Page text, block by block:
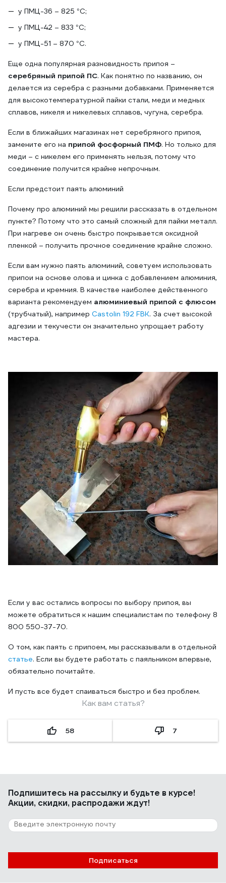
у ПМЦ-36 – 825 °С;
у ПМЦ-42 – 833 °С;
у ПМЦ-51 – 870 °С.
Еще одна популярная разновидность припоя –
серебряный припой ПС. Как понятно по названию, он
делается из серебра с разными добавками. Применяется
для высокотемпературной пайки стали, меди и медных
сплавов, никеля и никелевых сплавов, чугуна, серебра.
Если в ближайших магазинах нет серебряного припоя,
замените его на припой фосфорный ПМФ. Но только для
меди – с никелем его применять нельзя, потому что
соединение получится крайне непрочным.
Если предстоит паять алюминий
Почему про алюминий мы решили рассказать в отдельном
пункте? Потому что это самый сложный для пайки металл.
При нагреве он очень быстро покрывается оксидной
пленкой – получить прочное соединение крайне сложно.
Если вам нужно паять алюминий, советуем использовать
припои на основе олова и цинка с добавлением алюминия,
серебра и кремния. В качестве наиболее действенного
варианта рекомендуем алюминиевый припой с флюсом
(трубчатый), например Castolin 192 FBK. За счет высокой
адгезии и текучести он значительно упрощает работу
мастера.
Если у вас остались вопросы по выбору припоя, вы
можете обратиться к нашим специалистам по телефону 8
800 550-37-70.
О том, как паять с припоем, мы рассказывали в отдельной
статье. Если вы будете работать с паяльником впервые,
обязательно почитайте.
И пусть все будет спаиваться быстро и без проблем.
Как вам статья?
58 7
Подпишитесь на рассылкуи будьте в курсе!
Акции, скидки, распродажи ждут!
Подписаться